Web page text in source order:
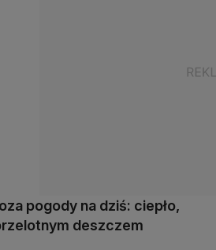
pogody na dziś: ciepło,
deszczem